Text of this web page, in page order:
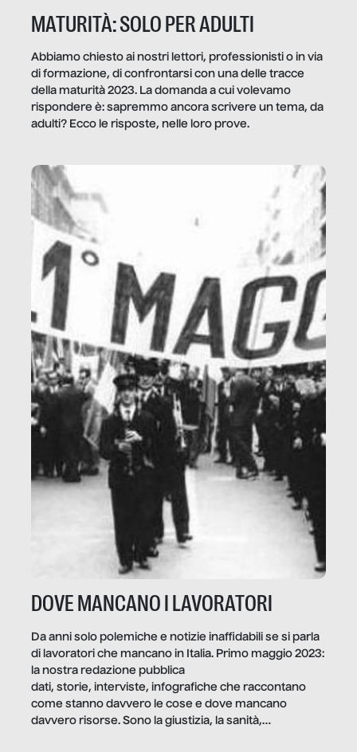
MATURITÀ: SOLO PER ADULTI
Abbiamo chiesto ai nostri lettori, professionisti o in via
di formazione, di confrontarsi con una delle tracce
della maturità 2023. La domanda a cui volevamo
rispondere è: sapremmo ancora scrivere un tema, da
adulti? Ecco le risposte, nelle loro prove.
DOVE MANCANO I LAVORATORI
Da anni solo polemiche e notizie inaffidabili se si parla
di lavoratori che mancano in Italia. Primo maggio 2023:
la nostra redazione pubblica
dati, storie, interviste, infografiche che raccontano
come stanno davvero le cose e dove mancano
davvero risorse. Sono la giustizia, la sanità,